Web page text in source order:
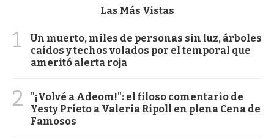
Las Más Vistas
1
Un muerto, miles de personas sin luz, árboles
caídos y techos volados por el temporal que
ameritó alerta roja
2
"¡Volvé a Adeom!": el filoso comentario de
Yesty Prieto a Valeria Ripoll en plena Cena de
Famosos